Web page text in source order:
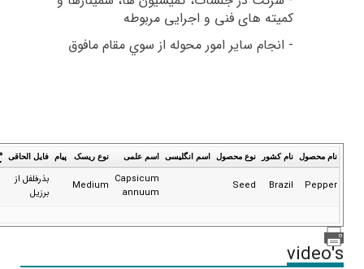
کمیته های فنی و اجرايی مربوطه
- انجام ساير امور محوله از سوي مقام مافوق
نام محصول نام کشور نوع محصول اسم انگلیسی اسم علمی نوع ریسک پیام فایل الحاقی
Pepper
Brazil
Seed
Capsicum
annuum
Medium
بذرفلفل از
برزیل
video's